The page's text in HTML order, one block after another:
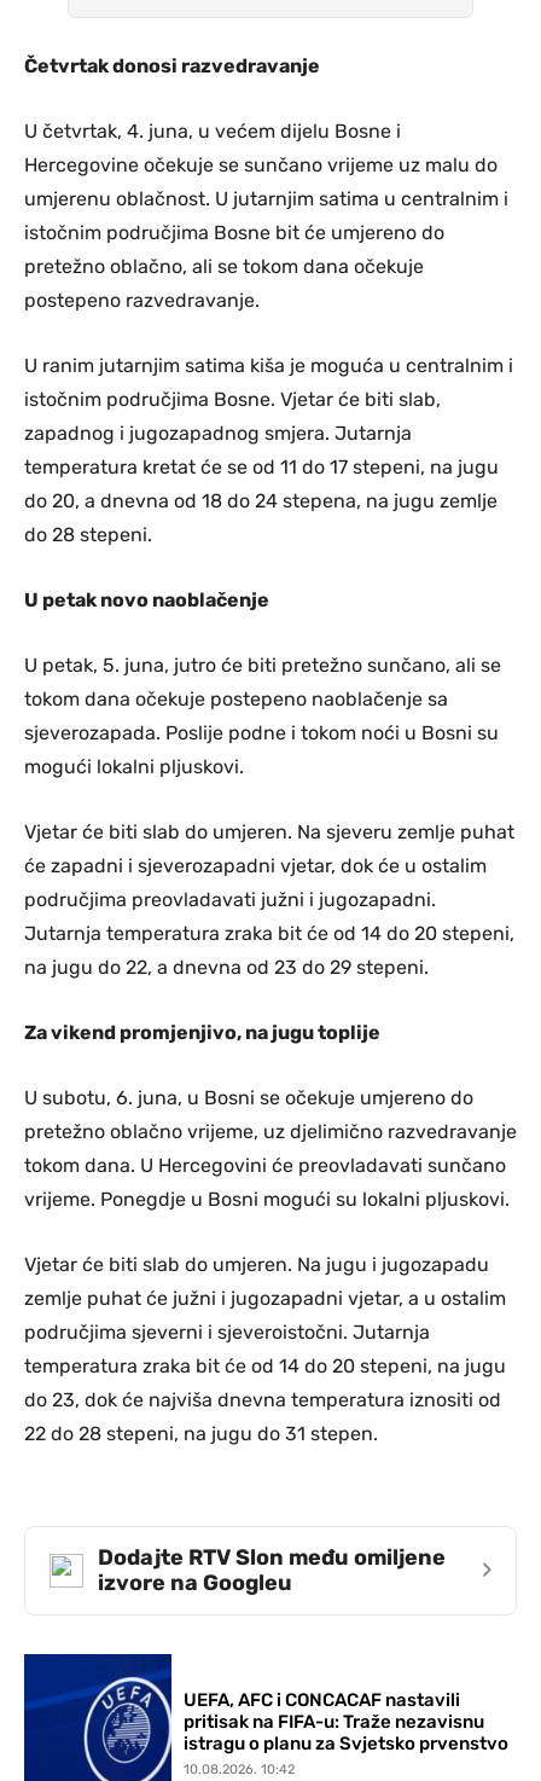
Četvrtak donosi razvedravanje
U četvrtak, 4. juna, u većem dijelu Bosne i
Hercegovine očekuje se sunčano vrijeme uz malu do
umjerenu oblačnost. U jutarnjim satima u centralnim i
istočnim područjima Bosne bit će umjereno do
pretežno oblačno, ali se tokom dana očekuje
postepeno razvedravanje.
U ranim jutarnjim satima kiša je moguća u centralnim i
istočnim područjima Bosne. Vjetar će biti slab,
zapadnog i jugozapadnog smjera. Jutarnja
temperatura kretat će se od 11 do 17 stepeni, na jugu
do 20, a dnevna od 18 do 24 stepena, na jugu zemlje
do 28 stepeni.
U petak novo naoblačenje
U petak, 5. juna, jutro će biti pretežno sunčano, ali se
tokom dana očekuje postepeno naoblačenje sa
sjeverozapada. Poslije podne i tokom noći u Bosni su
mogući lokalni pljuskovi.
Vjetar će biti slab do umjeren. Na sjeveru zemlje puhat
će zapadni i sjeverozapadni vjetar, dok će u ostalim
područjima preovladavati južni i jugozapadni.
Jutarnja temperatura zraka bit će od 14 do 20 stepeni,
na jugu do 22, a dnevna od 23 do 29 stepeni.
Za vikend promjenjivo, na jugu toplije
U subotu, 6. juna, u Bosni se očekuje umjereno do
pretežno oblačno vrijeme, uz djelimično razvedravanje
tokom dana. U Hercegovini će preovladavati sunčano
vrijeme. Ponegdje u Bosni mogući su lokalni pljuskovi.
Vjetar će biti slab do umjeren. Na jugu i jugozapadu
zemlje puhat će južni i jugozapadni vjetar, a u ostalim
područjima sjeverni i sjeveroistočni. Jutarnja
temperatura zraka bit će od 14 do 20 stepeni, na jugu
do 23, dok će najviša dnevna temperatura iznositi od
22 do 28 stepeni, na jugu do 31 stepen.
Dodajte RTV Slon među omiljene
izvore na Googleu
›
UEFA, AFC i CONCACAF nastavili
pritisak na FIFA-u: Traže nezavisnu
istragu o planu za Svjetsko prvenstvo
10.08.2026. 10:42